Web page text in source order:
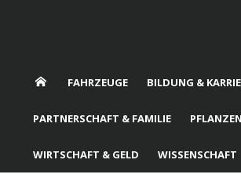
FAHRZEUGE BILDUNG &
PARTNERSCHAFT & FAMILIE
WIRTSCHAFT & GELD WISSENSCHAFT